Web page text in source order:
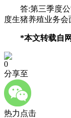
答:第三季度
度生猪养殖业务
*本文转载自
0
分享至
热力点击